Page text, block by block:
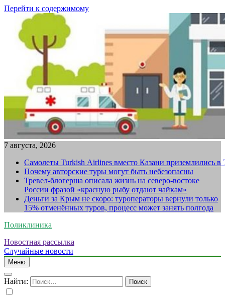
Перейти к содержимому
7 августа, 2026
Самолеты Turkish Airlines вместо Казани приземлились в
Почему авторские туры могут быть небезопасны
Тревел-блогерша описала жизнь на северо-востоке
России фразой «красную рыбу отдают чайкам»
Деньги за Крым не скоро: туроператоры вернули только
15% отменённых туров, процесс может занять полгода
Поликлиника
Новостная рассылка
Случайные новости
Меню
Найти: